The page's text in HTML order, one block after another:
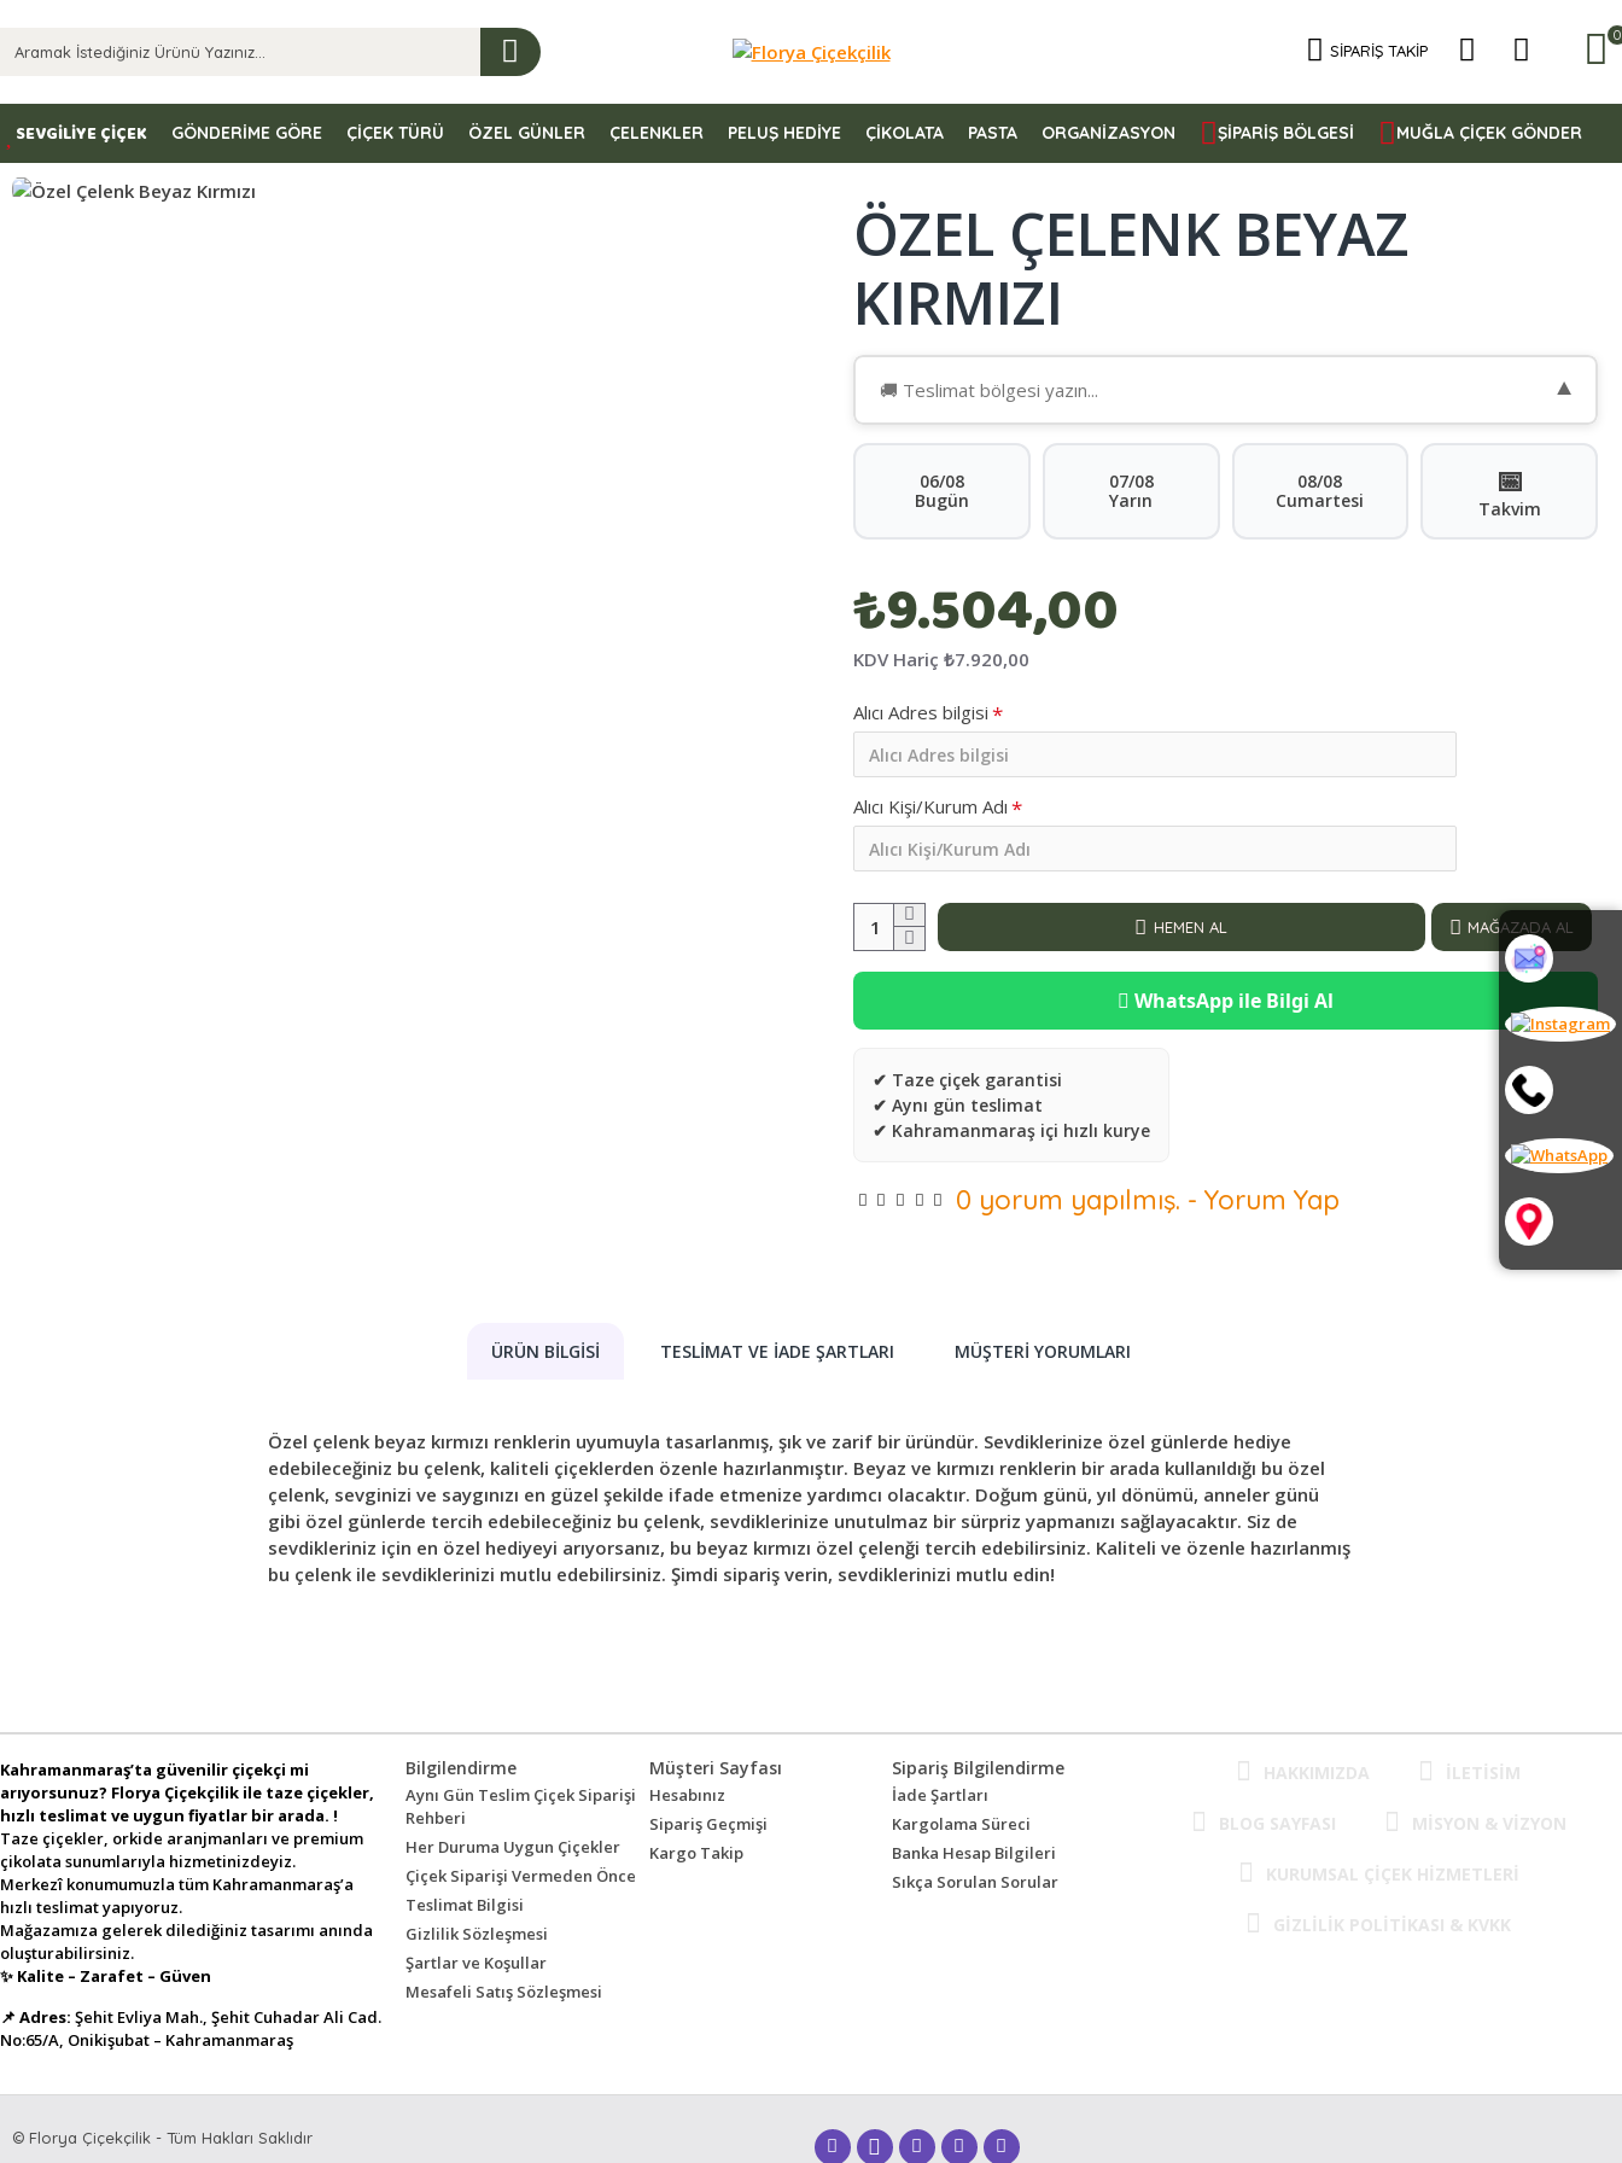
SIPARIŞ TAKIP
0
SEVGİLİYE ÇİÇEK GÖNDERİME GÖRE ÇİÇEK TÜRÜ ÖZEL GÜNLER ÇELENKLER PELUŞ HEDİYE ÇİKOLATA PASTA ORGANİZASYON ŞİPARİŞ BÖLGESİ MUĞLA ÇİÇEK GÖNDER
ÖZEL ÇELENK BEYAZ
KIRMIZI
▼
06/08
Bugün
07/08
Yarın
08/08
Cumartesi
📅
Takvim
0 yorum yapılmış. - Yorum Yap
₺9.504,00
KDV Hariç ₺7.920,00
Alıcı Adres bilgisi
Alıcı Kişi/Kurum Adı
HEMEN AL MAĞAZADA AL
WhatsApp ile Bilgi Al
✔ Taze çiçek garantisi
✔ Aynı gün teslimat
✔ Kahramanmaraş içi hızlı kurye
ÜRÜN BILGISI TESLIMAT VE İADE ŞARTLARI MÜŞTERI YORUMLARI
Özel çelenk beyaz kırmızı renklerin uyumuyla tasarlanmış, şık ve zarif bir üründür. Sevdiklerinize özel günlerde hediye
edebileceğiniz bu çelenk, kaliteli çiçeklerden özenle hazırlanmıştır. Beyaz ve kırmızı renklerin bir arada kullanıldığı bu özel
çelenk, sevginizi ve saygınızı en güzel şekilde ifade etmenize yardımcı olacaktır. Doğum günü, yıl dönümü, anneler günü
gibi özel günlerde tercih edebileceğiniz bu çelenk, sevdiklerinize unutulmaz bir sürpriz yapmanızı sağlayacaktır. Siz de
sevdikleriniz için en özel hediyeyi arıyorsanız, bu beyaz kırmızı özel çelenği tercih edebilirsiniz. Kaliteli ve özenle hazırlanmış
bu çelenk ile sevdiklerinizi mutlu edebilirsiniz. Şimdi sipariş verin, sevdiklerinizi mutlu edin!
Kahramanmaraş’ta güvenilir çiçekçi mi
arıyorsunuz? Florya Çiçekçilik ile taze çiçekler,
hızlı teslimat ve uygun fiyatlar bir arada. !
Taze çiçekler, orkide aranjmanları ve premium
çikolata sunumlarıyla hizmetinizdeyiz.
Merkezî konumumuzla tüm Kahramanmaraş’a
hızlı teslimat yapıyoruz.
Mağazamıza gelerek dilediğiniz tasarımı anında
oluşturabilirsiniz.
✨ Kalite – Zarafet – Güven
📌 Adres: Şehit Evliya Mah., Şehit Cuhadar Ali Cad.
No:65/A, Onikişubat – Kahramanmaraş
Bilgilendirme
Aynı Gün Teslim Çiçek Siparişi
Rehberi
Her Duruma Uygun Çiçekler
Çiçek Siparişi Vermeden Önce
Teslimat Bilgisi
Gizlilik Sözleşmesi
Şartlar ve Koşullar
Mesafeli Satış Sözleşmesi
Müşteri Sayfası
Hesabınız
Sipariş Geçmişi
Kargo Takip
Sipariş Bilgilendirme
İade Şartları
Kargolama Süreci
Banka Hesap Bilgileri
Sıkça Sorulan Sorular
HAKKIMIZDA ILETISIM
BLOG SAYFASI MISYON & VIZYON
KURUMSAL ÇIÇEK HIZMETLERI
GIZLILIK POLITIKASI & KVKK
© Florya Çiçekçilik - Tüm Hakları Saklıdır